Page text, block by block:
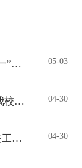
暖心相伴，共度假期——我校举办“五一”留校学生暖心茶话会 05-03
校地携手启新程 赋能乡村促振兴——我校赴汝南县开展对口帮扶活动 04-30
河南省高职高专（厅直属中专）院校关工委协作组郑州二组2026年工作会议在我校召开 04-30